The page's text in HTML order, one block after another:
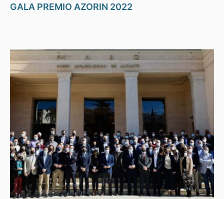
GALA PREMIO AZORIN 2022